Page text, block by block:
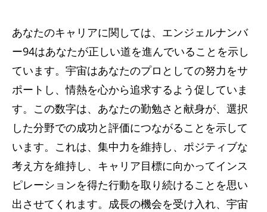
あなたのキャリアに関しては、エンジェルナンバ
ー94はあなたが正しい道を進んでいることを示し
ています。宇宙はあなたのプロとしての努力をサ
ポートし、情熱を心から追求するよう促していま
す。この数字は、あなたの勤勉さと献身が、選択
した分野での成功と評価につながることを示して
います。これは、集中力を維持し、ポジティブな
考え方を維持し、キャリア目標に向かってインス
ピレーションを得た行動を取り続けることを思い
出させてくれます。成長の機会を受け入れ、宇宙